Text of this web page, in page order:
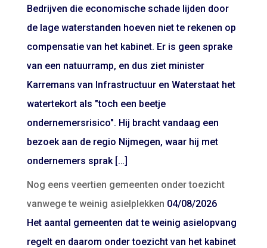
Bedrijven die economische schade lijden door
de lage waterstanden hoeven niet te rekenen op
compensatie van het kabinet. Er is geen sprake
van een natuurramp, en dus ziet minister
Karremans van Infrastructuur en Waterstaat het
watertekort als "toch een beetje
ondernemersrisico". Hij bracht vandaag een
bezoek aan de regio Nijmegen, waar hij met
ondernemers sprak […]
Nog eens veertien gemeenten onder toezicht
vanwege te weinig asielplekken 04/08/2026
Het aantal gemeenten dat te weinig asielopvang
regelt en daarom onder toezicht van het kabinet